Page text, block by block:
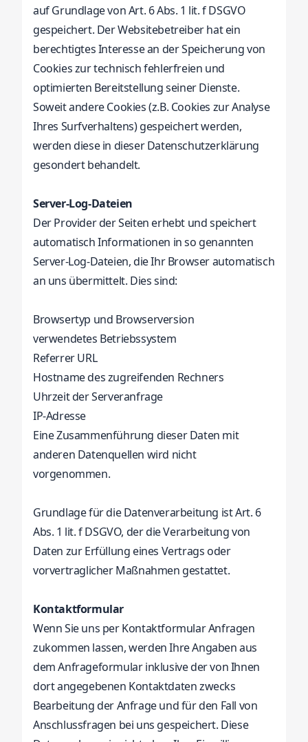
auf Grundlage von Art. 6 Abs. 1 lit. f DSGVO
gespeichert. Der Websitebetreiber hat ein
berechtigtes Interesse an der Speicherung von
Cookies zur technisch fehlerfreien und
optimierten Bereitstellung seiner Dienste.
Soweit andere Cookies (z.B. Cookies zur Analyse
Ihres Surfverhaltens) gespeichert werden,
werden diese in dieser Datenschutzerklärung
gesondert behandelt.
Server-Log-Dateien
Der Provider der Seiten erhebt und speichert
automatisch Informationen in so genannten
Server-Log-Dateien, die Ihr Browser automatisch
an uns übermittelt. Dies sind:
Browsertyp und Browserversion
verwendetes Betriebssystem
Referrer URL
Hostname des zugreifenden Rechners
Uhrzeit der Serveranfrage
IP-Adresse
Eine Zusammenführung dieser Daten mit
anderen Datenquellen wird nicht
vorgenommen.
Grundlage für die Datenverarbeitung ist Art. 6
Abs. 1 lit. f DSGVO, der die Verarbeitung von
Daten zur Erfüllung eines Vertrags oder
vorvertraglicher Maßnahmen gestattet.
Kontaktformular
Wenn Sie uns per Kontaktformular Anfragen
zukommen lassen, werden Ihre Angaben aus
dem Anfrageformular inklusive der von Ihnen
dort angegebenen Kontaktdaten zwecks
Bearbeitung der Anfrage und für den Fall von
Anschlussfragen bei uns gespeichert. Diese